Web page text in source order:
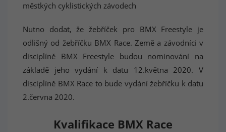
městkých cyklistických závodech
Nutno dodat, že žebříček pro BMX Freestyle je
odlišný od žebříčku BMX Race. Země a závodníci v
disciplíně BMX Freestyle budou nominování na
základě jeho vydání k datu 12.května 2020. V
disciplíně BMX Race to bude vydání žebříčku k datu
2.června 2020.
Kvalifikace BMX Race